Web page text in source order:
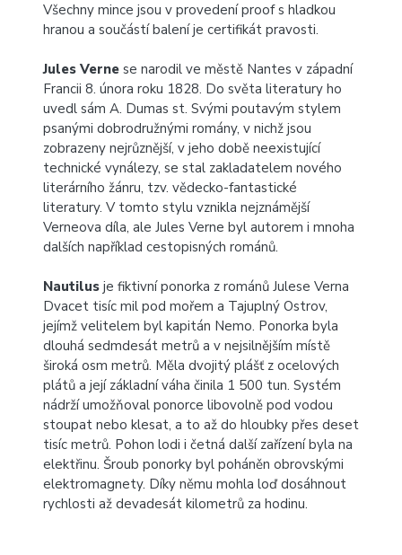
Všechny mince jsou v provedení proof s hladkou
hranou a součástí balení je certifikát pravosti.
Jules Verne se narodil ve městě Nantes v západní
Francii 8. února roku 1828. Do světa literatury ho
uvedl sám A. Dumas st. Svými poutavým stylem
psanými dobrodružnými romány, v nichž jsou
zobrazeny nejrůznější, v jeho době neexistující
technické vynálezy, se stal zakladatelem nového
literárního žánru, tzv. vědecko-fantastické
literatury. V tomto stylu vznikla nejznámější
Verneova díla, ale Jules Verne byl autorem i mnoha
dalších například cestopisných románů.
Nautilus je fiktivní ponorka z románů Julese Verna
Dvacet tisíc mil pod mořem a Tajuplný Ostrov,
jejímž velitelem byl kapitán Nemo. Ponorka byla
dlouhá sedmdesát metrů a v nejsilnějším místě
široká osm metrů. Měla dvojitý plášť z ocelových
plátů a její základní váha činila 1 500 tun. Systém
nádrží umožňoval ponorce libovolně pod vodou
stoupat nebo klesat, a to až do hloubky přes deset
tisíc metrů. Pohon lodi i četná další zařízení byla na
elektřinu. Šroub ponorky byl poháněn obrovskými
elektromagnety. Díky němu mohla loď dosáhnout
rychlosti až devadesát kilometrů za hodinu.